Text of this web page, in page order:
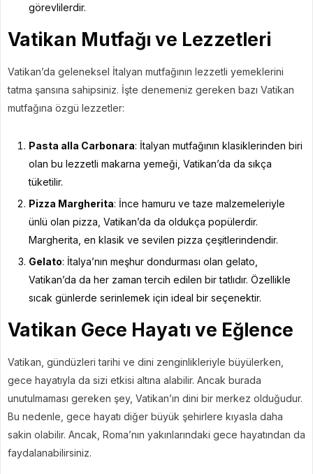
görevlilerdir.
Vatikan Mutfağı ve Lezzetleri
Vatikan’da geleneksel İtalyan mutfağının lezzetli yemeklerini
tatma şansına sahipsiniz. İşte denemeniz gereken bazı Vatikan
mutfağına özgü lezzetler:
Pasta alla Carbonara: İtalyan mutfağının klasiklerinden biri
olan bu lezzetli makarna yemeği, Vatikan’da da sıkça
tüketilir.
Pizza Margherita: İnce hamuru ve taze malzemeleriyle
ünlü olan pizza, Vatikan’da da oldukça popülerdir.
Margherita, en klasik ve sevilen pizza çeşitlerindendir.
Gelato: İtalya’nın meşhur dondurması olan gelato,
Vatikan’da da her zaman tercih edilen bir tatlıdır. Özellikle
sıcak günlerde serinlemek için ideal bir seçenektir.
Vatikan Gece Hayatı ve Eğlence
Vatikan, gündüzleri tarihi ve dini zenginlikleriyle büyülerken,
gece hayatıyla da sizi etkisi altına alabilir. Ancak burada
unutulmaması gereken şey, Vatikan’ın dini bir merkez olduğudur.
Bu nedenle, gece hayatı diğer büyük şehirlere kıyasla daha
sakin olabilir. Ancak, Roma’nın yakınlarındaki gece hayatından da
faydalanabilirsiniz.